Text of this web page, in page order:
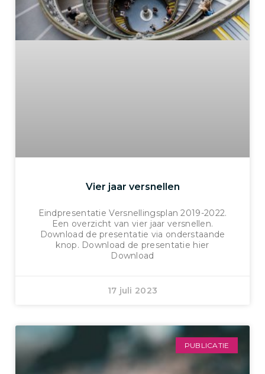
Vier jaar versnellen
Eindpresentatie Versnellingsplan 2019-2022.
Een overzicht van vier jaar versnellen.
Download de presentatie via onderstaande
knop. Download de presentatie hier
Download
17 juli 2023
PUBLICATIE